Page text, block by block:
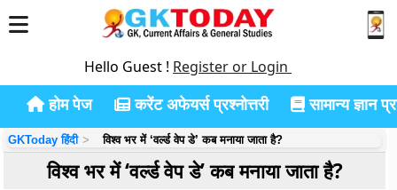
Hello Guest ! Register or Login
होम पेज करेंट अफेयर्स प्रश्नोत्तरी सामान्य ज्ञान
GKToday हिंदी विश्व भर में ‘वर्ल्ड वेप डे’ कब मनाया जाता है?
विश्व भर में ‘वर्ल्ड वेप डे’ कब मनाया जाता है?